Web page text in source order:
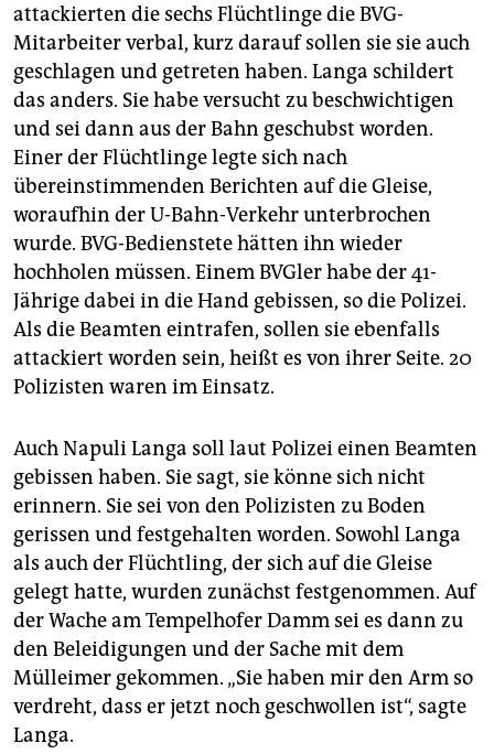
attackierten die sechs Flüchtlinge die BVG-
Mitarbeiter verbal, kurz darauf sollen sie sie auch
geschlagen und getreten haben. Langa schildert
das anders. Sie habe versucht zu beschwichtigen
und sei dann aus der Bahn geschubst worden.
Einer der Flüchtlinge legte sich nach
übereinstimmenden Berichten auf die Gleise,
woraufhin der U-Bahn-Verkehr unterbrochen
wurde. BVG-Bedienstete hätten ihn wieder
hochholen müssen. Einem BVGler habe der 41-
Jährige dabei in die Hand gebissen, so die Polizei.
Als die Beamten eintrafen, sollen sie ebenfalls
attackiert worden sein, heißt es von ihrer Seite. 20
Polizisten waren im Einsatz.
Auch Napuli Langa soll laut Polizei einen Beamten
gebissen haben. Sie sagt, sie könne sich nicht
erinnern. Sie sei von den Polizisten zu Boden
gerissen und festgehalten worden. Sowohl Langa
als auch der Flüchtling, der sich auf die Gleise
gelegt hatte, wurden zunächst festgenommen. Auf
der Wache am Tempelhofer Damm sei es dann zu
den Beleidigungen und der Sache mit dem
Mülleimer gekommen. „Sie haben mir den Arm so
verdreht, dass er jetzt noch geschwollen ist“, sagte
Langa.